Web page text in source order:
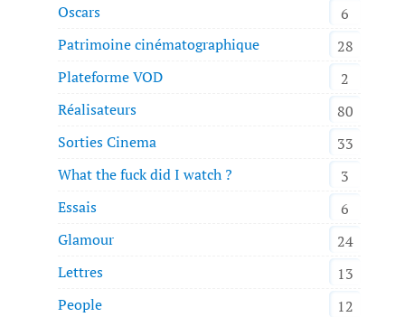
Oscars
6
Patrimoine cinématographique
28
Plateforme VOD
2
Réalisateurs
80
Sorties Cinema
33
What the fuck did I watch ?
3
Essais
6
Glamour
24
Lettres
13
People
12